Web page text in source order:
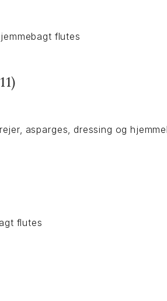
flutes
asparges, dressing og
flutes